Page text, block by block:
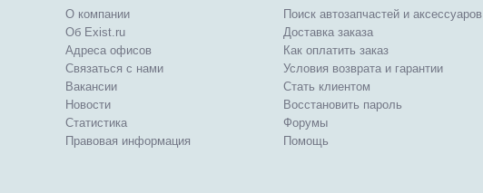
О компании
Об Exist.ru
Адреса офисов
Связаться с нами
Вакансии
Новости
Статистика
Правовая информация
Поиск автозапчастей и аксессуаров
Доставка заказа
Как оплатить заказ
Условия возврата и гарантии
Стать клиентом
Восстановить пароль
Форумы
Помощь